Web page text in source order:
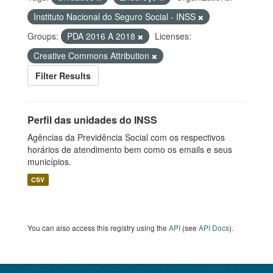
Instituto Nacional do Seguro Social - INSS
Groups:
PDA 2016 A 2018
Licenses:
Creative Commons Attribution
Filter Results
Perfil das unidades do INSS
Agências da Previdência Social com os respectivos
horários de atendimento bem como os emails e seus
municípios.
CSV
You can also access this registry using the API (see API Docs).